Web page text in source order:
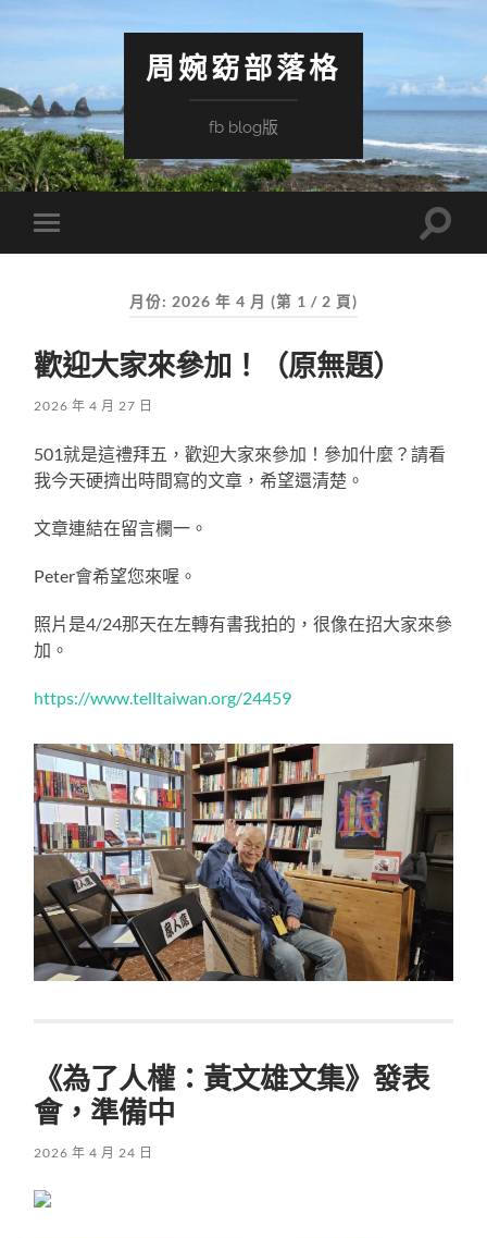
周婉窈部落格
fb blog版
Toggle
mobile
Toggle
月份: 2026 年 4 月 (第 1 / 2 頁)
歡迎大家來參加！（原無題）
2026 年 4 月 27 日
501就是這禮拜五，歡迎大家來參加！參加什麼？請看
我今天硬擠出時間寫的文章，希望還清楚。
文章連結在留言欄一。
Peter會希望您來喔。
照片是4/24那天在左轉有書我拍的，很像在招大家來參
加。
https://www.telltaiwan.org/24459
《為了人權：黃文雄文集》發表
會，準備中
2026 年 4 月 24 日